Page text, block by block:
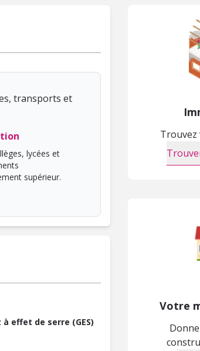
transports et
lycées et
supérieur.
effet de serre (GES)
Votre